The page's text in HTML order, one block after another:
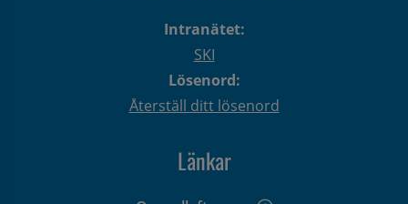
Intranätet:
SKI
Lösenord:
Återställ ditt lösenord
Länkar